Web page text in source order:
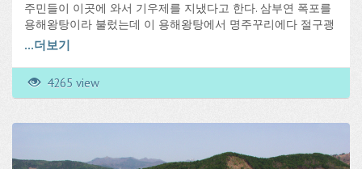
주민들이 이곳에 와서 기우제를 지냈다고 한다. 삼부연 폭포를
용해왕탕이라 불렀는데 이 용해왕탕에서 명주꾸리에다 절구괭
이를 매달아서 넣으면 볏가리소로 나왔다는 전설이 있다.
...더보기
4265 view